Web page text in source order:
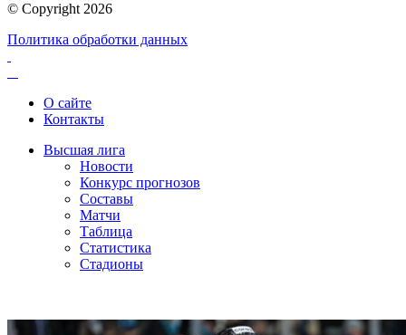
© Copyright 2026
Политика обработки данных
О сайте
Контакты
Высшая лига
Новости
Конкурс прогнозов
Составы
Матчи
Таблица
Статистика
Стадионы